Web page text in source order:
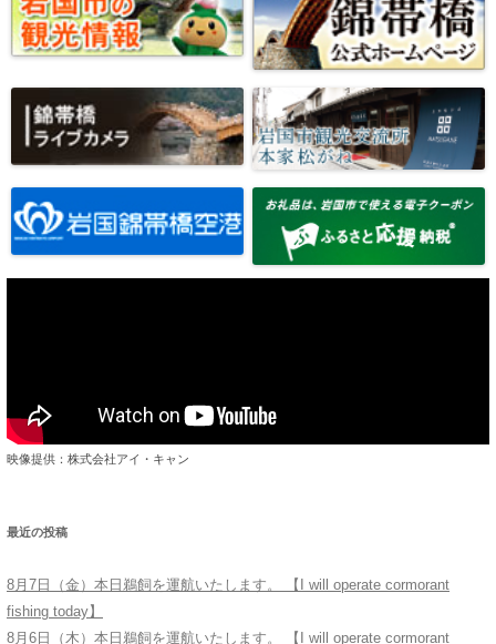
映像提供：株式会社アイ・キャン
最近の投稿
8月7日（金）本日鵜飼を運航いたします。 【I will operate cormorant
fishing today】
8月6日（木）本日鵜飼を運航いたします。 【I will operate cormorant